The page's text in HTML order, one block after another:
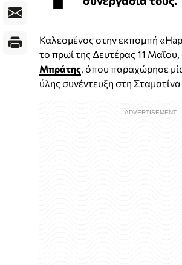
Καλεσμένος στην εκπομπή
το πρωί της Δευτέρας 11
Μπράτης, όπου παραχώρησε
ύλης συνέντευξη στη Σταματίνα